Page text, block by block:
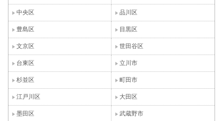
中央区 品川区
豊島区 目黒区
文京区 世田谷区
台東区 立川市
杉並区 町田市
江戸川区 大田区
墨田区 武蔵野市